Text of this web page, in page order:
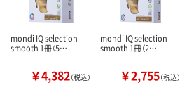
mondi IQ selection
smooth 1冊（5…
￥4,382（税込）
mondi IQ selection
smooth 1冊（2…
￥2,755（税込）